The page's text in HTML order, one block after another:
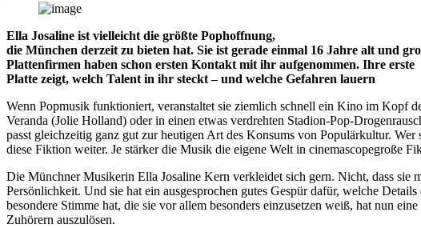
Ella Josaline ist vielleicht die größte Pophoffnung,
die München derzeit zu bieten hat. Sie ist gerade einmal 16 Jahre alt und
Plattenfirmen haben schon ersten Kontakt mit ihr aufgenommen. Ihre erste
Platte zeigt, welch Talent in ihr steckt – und welche Gefahren lauern
Wenn Popmusik funktioniert, veranstaltet sie ziemlich schnell ein Kino im Kopf
Veranda (Jolie Holland) oder in einen etwas verdrehten Stadion-Pop-
passt gleichzeitig ganz gut zur heutigen Art des Konsums von Populärkultur.
diese Fiktion weiter. Je stärker die Musik die eigene Welt in cinemascopegroße
Die Münchner Musikerin Ella Josaline Kern verkleidet sich gern. Nicht, dass sie
Persönlichkeit. Und sie hat ein ausgesprochen gutes Gespür dafür, welche
besondere Stimme hat, die sie vor allem besonders einzusetzen weiß, hat nun
Zuhörern auszulösen.